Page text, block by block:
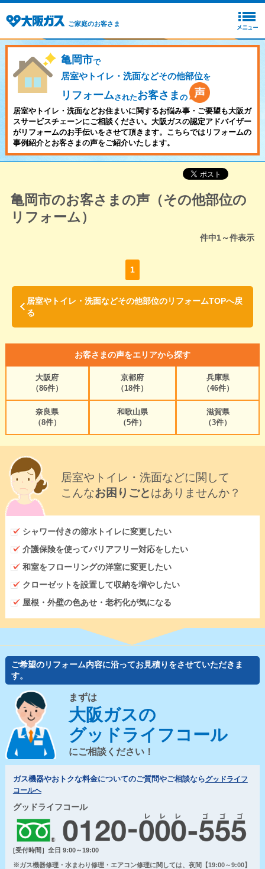
ご家庭のお客さま
亀岡市で
居室やトイレ・洗面などその他部位を
リフォームされたお客さま の
居室やトイレ・洗面などお住まいに関するお悩み事・ご要望も大阪ガ
スサービスチェーンにご相談ください。大阪ガスの認定アドバイザー
がリフォームのお手伝いをさせて頂きます。こちらではリフォームの
事例紹介とお客さまの声をご紹介いたします。
亀岡市のお客さまの声（その他部位の
リフォーム）
件中1～件表示
1
居室やトイレ・洗面などその他部位のリフォームTOPへ戻
る
お客さまの声をエリアから探す
大阪府
（86件）
京都府
（18件）
兵庫県
（46件）
奈良県
（8件）
和歌山県
（5件）
滋賀県
（3件）
居室やトイレ・洗面などに関して
こんなお困りごとはありませんか？
シャワー付きの節水トイレに変更したい
介護保険を使ってバリアフリー対応をしたい
和室をフローリングの洋室に変更したい
クローゼットを設置して収納を増やしたい
屋根・外壁の色あせ・老朽化が気になる
ご希望のリフォーム内容に沿ってお見積りをさせていただきま
す。
まずは
大阪ガスの
グッドライフコール
にご相談ください！
ガス機器やおトクな料金についてのご質問やご相談ならグッドライフ
コールへ
グッドライフコール
[受付時間］全日 9:00～19:00
※ガス機器修理・水まわり修理・エアコン修理に関しては、夜間【19:00～9:00】